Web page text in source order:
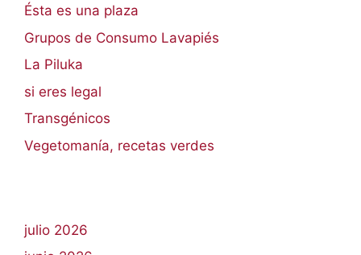
Ésta es una plaza
Grupos de Consumo Lavapiés
La Piluka
si eres legal
Transgénicos
Vegetomanía, recetas verdes
julio 2026